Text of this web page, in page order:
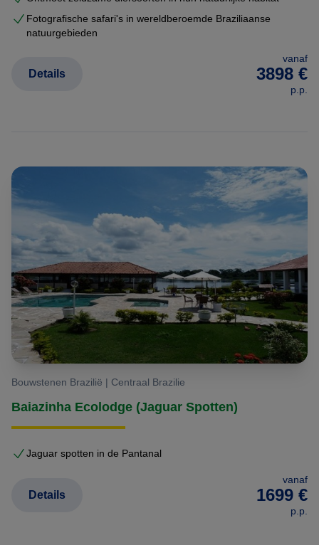
Fotografische safari's in wereldberoemde Braziliaanse
natuurgebieden
vanaf
3898 €
p.p.
Details
Bouwstenen Brazilië | Centraal Brazilie
Baiazinha Ecolodge (Jaguar Spotten)
Jaguar spotten in de Pantanal
vanaf
1699 €
p.p.
Details